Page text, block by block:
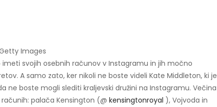
Images
imeti svojih osebnih računov v Instagramu in jih močno
A samo zato, ker nikoli ne boste videli Kate Middleton, ki je
ne boste mogli slediti kraljevski družini na Instagramu. Večina
palača Kensington (@ kensingtonroyal ), Vojvoda in